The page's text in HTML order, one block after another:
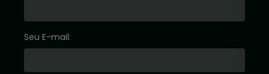
Seu E-mail: